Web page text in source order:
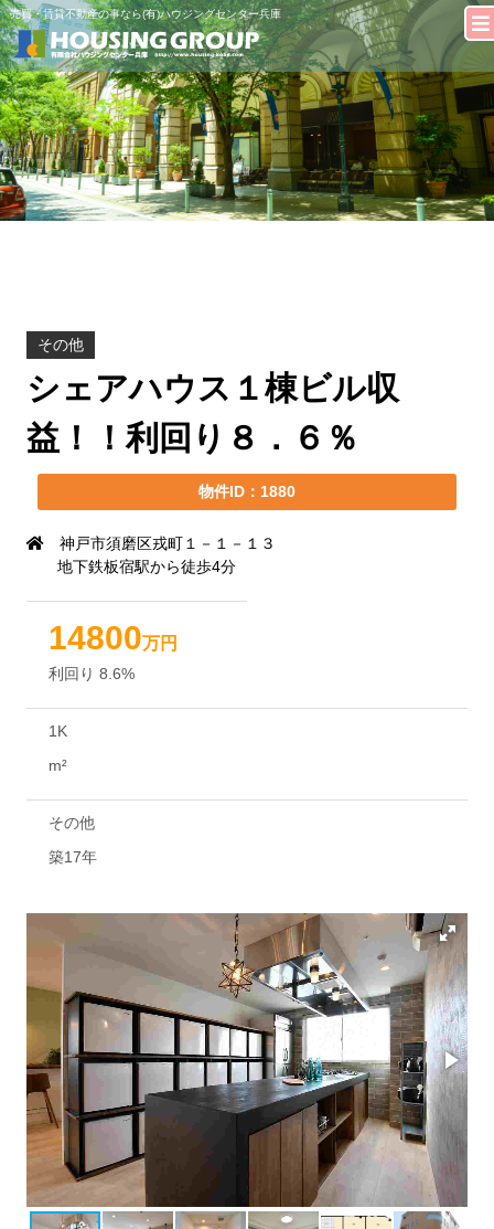
売買・賃貸不動産の事なら(有)ハウジングセンター兵庫
その他
シェアハウス１棟ビル収
益！！利回り８．６％
物件ID：1880
神戸市須磨区戎町１－１－１３
地下鉄板宿駅から徒歩4分
14800万円
利回り 8.6%
1K
m²
その他
築17年